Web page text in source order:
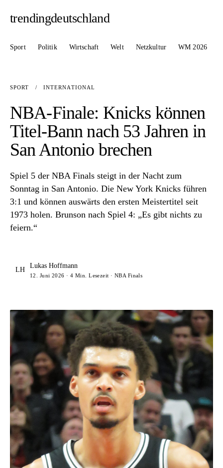
trendingdeutschland
Sport Politik Wirtschaft Welt Netzkultur WM 2026
SPORT / INTERNATIONAL
NBA-Finale: Knicks können
Titel-Bann nach 53 Jahren in
San Antonio brechen
Spiel 5 der NBA Finals steigt in der Nacht zum
Sonntag in San Antonio. Die New York Knicks führen
3:1 und können auswärts den ersten Meistertitel seit
1973 holen. Brunson nach Spiel 4: „Es gibt nichts zu
feiern.“
LH
Lukas Hoffmann
12. Juni 2026 · 4 Min. Lesezeit · NBA Finals